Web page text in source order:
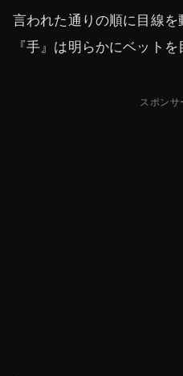
言われた通りの順に目線
『手』は明らかにベット
スポンサ